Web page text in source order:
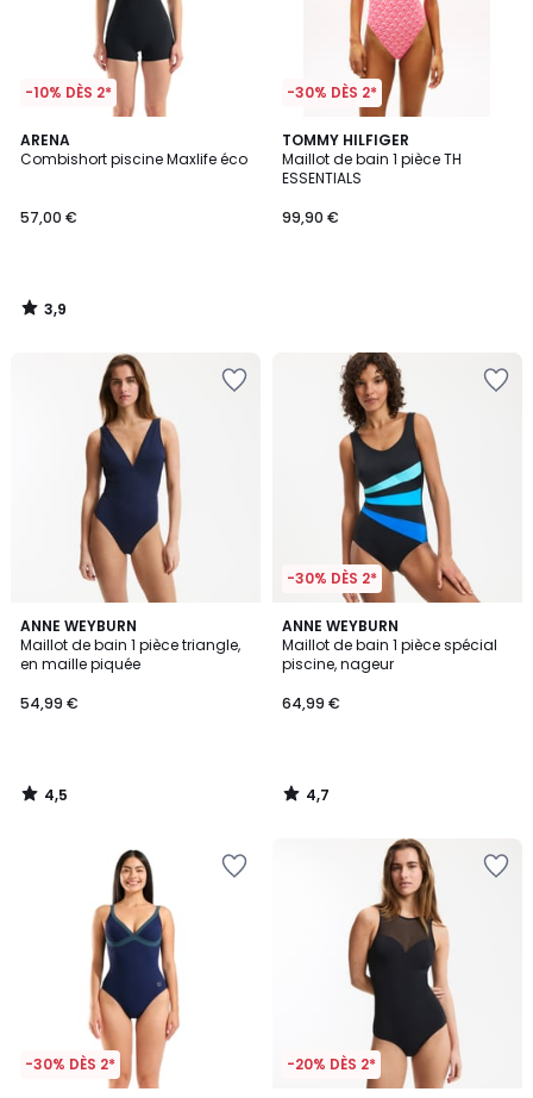
-10% DÈS 2*
ARENA
Combishort piscine Maxlife éco
57,00 €
3,9
/ 5
3,9
/
-30% DÈS 2*
TOMMY HILFIGER
Maillot de bain 1 pièce TH
ESSENTIALS
99,90 €
ANNE WEYBURN
Maillot de bain 1 pièce triangle,
en maille piquée
54,99 €
4,5
/ 5
4,5
/
-30% DÈS 2*
ANNE WEYBURN
Maillot de bain 1 pièce spécial
piscine, nageur
64,99 €
4,7
/ 5
4,7
/
-30% DÈS 2* -20% DÈS 2*